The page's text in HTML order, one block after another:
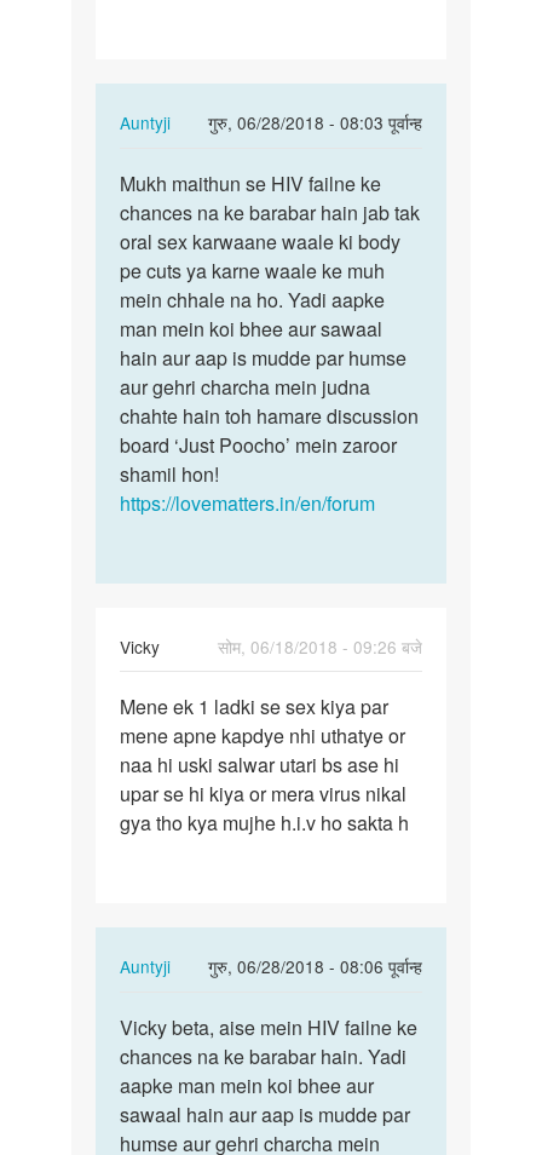
Auntyji
गुरु, 06/28/2018 - 08:03 पूर्वान्ह
In
to
Aunti
ji
Maine
ek
ladki
k…
by
Ravi
Mukh
maithun
se
HIV
failne…
Mukh maithun se HIV failne ke
chances na ke barabar hain jab tak
oral sex karwaane waale ki body
pe cuts ya karne waale ke muh
mein chhale na ho. Yadi aapke
man mein koi bhee aur sawaal
hain aur aap is mudde par humse
aur gehri charcha mein judna
chahte hain toh hamare discussion
board ‘Just Poocho’ mein zaroor
shamil hon!
https://lovematters.in/en/forum
Vicky
सोम, 06/18/2018 - 09:26 बजे
Mene
ek
1
ladki
se
Mene ek 1 ladki se sex kiya par
mene apne kapdye nhi uthatye or
naa hi uski salwar utari bs ase hi
upar se hi kiya or mera virus nikal
gya tho kya mujhe h.i.v ho sakta h
Auntyji
गुरु, 06/28/2018 - 08:06 पूर्वान्ह
In
to
Mene
ek
1
ladki
Vicky
beta,
aise
mein
HIV…
Vicky beta, aise mein HIV failne ke
chances na ke barabar hain. Yadi
aapke man mein koi bhee aur
sawaal hain aur aap is mudde par
humse aur gehri charcha mein